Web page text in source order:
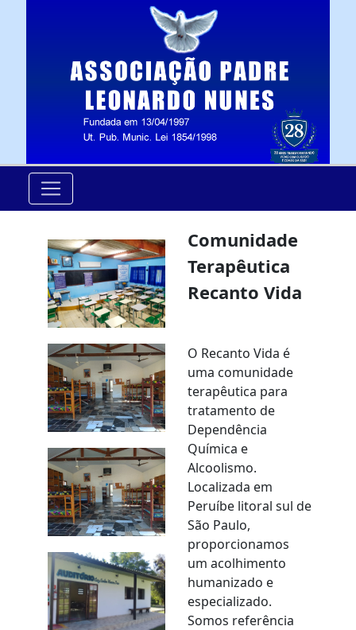
Comunidade
Terapêutica
Recanto Vida
O Recanto Vida é
uma comunidade
terapêutica para
tratamento de
Dependência
Química e
Alcoolismo.
Localizada em
Peruíbe litoral sul de
São Paulo,
proporcionamos
um acolhimento
humanizado e
especializado.
Somos referência